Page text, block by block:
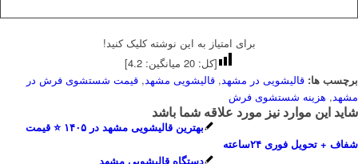
برای امتیاز به این نوشته کلیک کنید!
[کل: 20 میانگین: 4.2
]
برچسب ها: قالیشویی در مشهد, قالیشویی مشهد, قیمت شستشوی فرش در
مشهد, هزینه شستشوی فرش
شاید این موارد نیز مورد علاقه شما باشد
بهترین قالیشویی مشهد در ۱۴۰۵ ⭐ قیمت
شفاف + تحویل فوری ۲۴ساعته
دستگاه قالیشویی مشهد